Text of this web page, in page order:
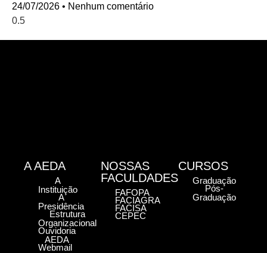
24/07/2026
Nenhum comentário
A AEDA
A
Instituição
A
Presidência
Estrutura
Organizacional
Ouvidoria
AEDA
Webmail
NOSSAS
FACULDADES
FAFOPA
FACIAGRA
FACISA
CEPEC
CURSOS
Graduação
Pós-
Graduação